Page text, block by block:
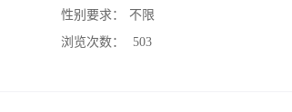
性别要求：
不限
浏览次数：
503